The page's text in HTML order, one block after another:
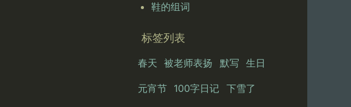
鞋的组词
标签列表
春天 被老师表扬 默写 生日
元宵节 100字日记 下雪了